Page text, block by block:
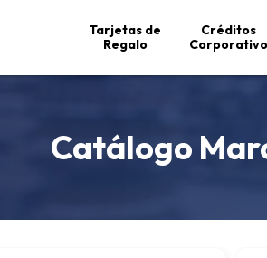
Tarjetas de
Regalo
Créditos
Catálogo